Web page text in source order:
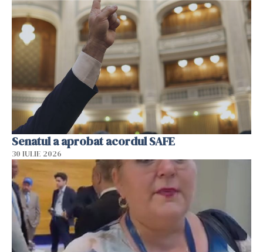
Senatul a aprobat acordul SAFE
30 IULIE 2026